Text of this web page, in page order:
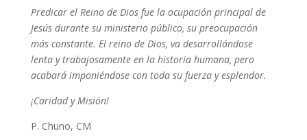
Predicar el Reino de Dios fue la ocupación principal de
Jesús durante su ministerio público, su preocupación
más constante. El reino de Dios, va desarrollándose
lenta y trabajosamente en la historia humana, pero
acabará imponiéndose con toda su fuerza y esplendor.
¡Caridad y Misión!
P. Chuno, CM